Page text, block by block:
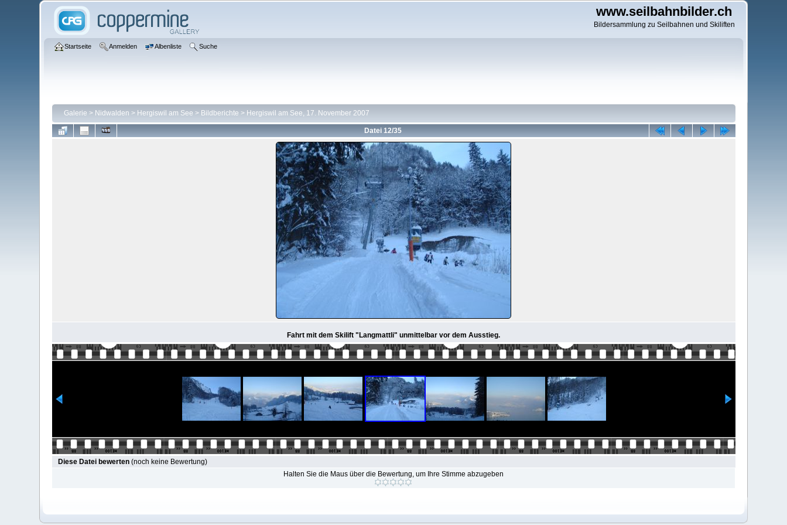
www.seilbahnbilder.ch
Bildersammlung zu Seilbahnen und Skiliften
Startseite Anmelden Albenliste Suche
Galerie > Nidwalden > Hergiswil am See > Bildberichte > Hergiswil am See, 17. November 2007
Datei 12/35
Fahrt mit dem Skilift "Langmattli" unmittelbar vor dem Ausstieg.
Diese Datei bewerten(noch keine Bewertung)
Halten Sie die Maus über die Bewertung, um Ihre Stimme abzugeben